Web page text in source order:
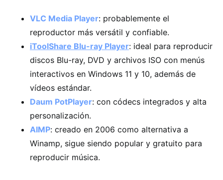
VLC Media Player: probablemente el
reproductor más versátil y confiable.
iToolShare Blu-ray Player: ideal para reproducir
discos Blu-ray, DVD y archivos ISO con menús
interactivos en Windows 11 y 10, además de
vídeos estándar.
Daum PotPlayer: con códecs integrados y alta
personalización.
AIMP: creado en 2006 como alternativa a
Winamp, sigue siendo popular y gratuito para
reproducir música.